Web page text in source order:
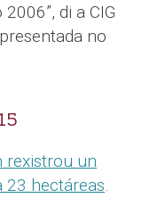
di a CIG
no
rexistrou un
23 hectáreas.